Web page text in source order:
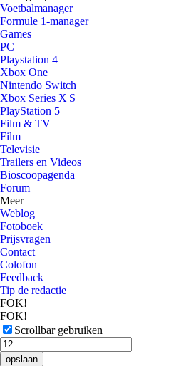
Voetbalmanager
Formule 1-manager
Games
PC
Playstation 4
Xbox One
Nintendo Switch
Xbox Series X|S
PlayStation 5
Film & TV
Film
Televisie
Trailers en Videos
Bioscoopagenda
Forum
Meer
Weblog
Fotoboek
Prijsvragen
Contact
Colofon
Feedback
Tip de redactie
FOK!
FOK!
Scrollbar gebruiken
opslaan